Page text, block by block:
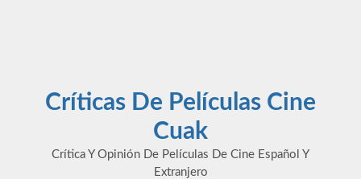
Críticas De Películas Cine
Cuak
Crítica Y Opinión De Películas De Cine Español Y
Extranjero